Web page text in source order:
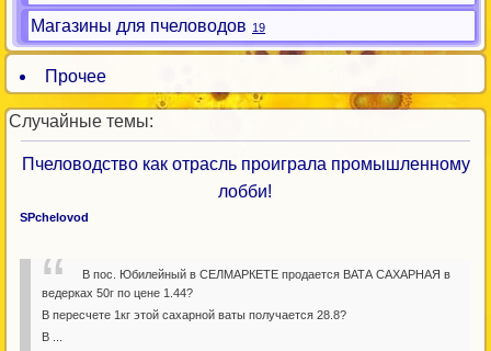
Магазины для пчеловодов 19
Прочее
Случайные темы:
Пчеловодство как отрасль проиграла промышленному
лобби!
SРchelovod
В пос. Юбилейный в СЕЛМАРКЕТЕ продается ВАТА САХАРНАЯ в
ведерках 50г по цене 1.44?
В пересчете 1кг этой сахарной ваты получается 28.8?
В ...